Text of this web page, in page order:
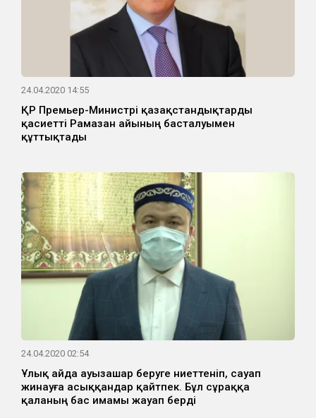
24.04.2020 14:55
ҚР Премьер-Министрі қазақстандықтарды
қасиетті Рамазан айының басталуымен
құттықтады
24.04.2020 02:54
Ұлық айда ауызашар беруге ниеттеніп, сауап
жинауға асыққандар қайтпек. Бұл сұраққа
қаланың бас имамы жауап берді